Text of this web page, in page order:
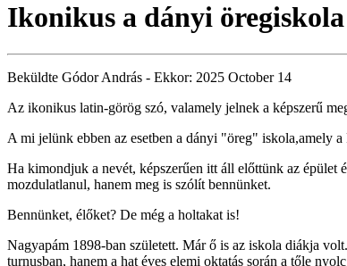
Ikonikus a dányi öregiskola
Beküldte Gódor András - Ekkor: 2025 October 14
Az ikonikus latin-görög szó, valamely jelnek a képszerű
A mi jelünk ebben az esetben a dányi "öreg" iskola,amely a
Ha kimondjuk a nevét, képszerűen itt áll előttünk az épület
mozdulatlanul, hanem meg is szólít bennünket.
Bennünket, élőket? De még a holtakat is!
Nagyapám 1898-ban született. Már ő is az iskola diákja
turnusban, hanem a hat éves elemi oktatás során a tőle